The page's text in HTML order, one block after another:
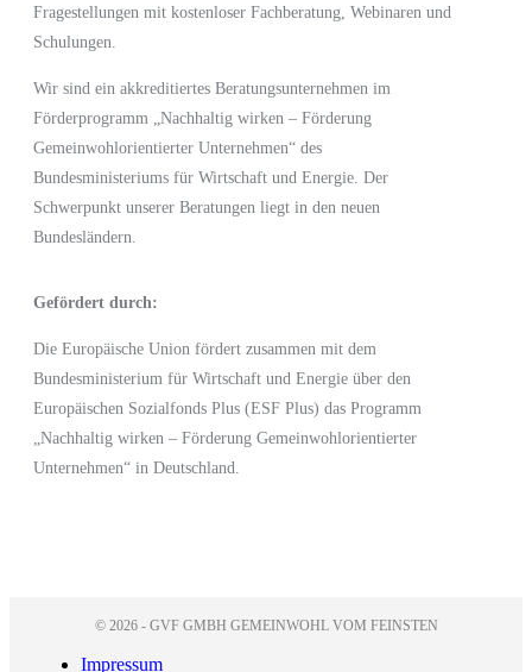
Fragestellungen mit kostenloser Fachberatung, Webinaren und
Schulungen.
Wir sind ein akkreditiertes Beratungsunternehmen im
Förderprogramm
„Nachhaltig wirken – Förderung
Gemeinwohlorientierter Unternehmen“ des
Bundesministeriums für Wirtschaft und Energie. Der
Schwerpunkt unserer Beratungen liegt in den neuen
Bundesländern.
Gefördert durch:
Die Europäische Union fördert zusammen mit dem
Bundesministerium für Wirtschaft und Energie über den
Europäischen Sozialfonds Plus (ESF Plus) das Programm
„Nachhaltig wirken – Förderung Gemeinwohlorientierter
Unternehmen“ in Deutschland.
© 2026 - GVF GMBH GEMEINWOHL VOM FEINSTEN
Impressum